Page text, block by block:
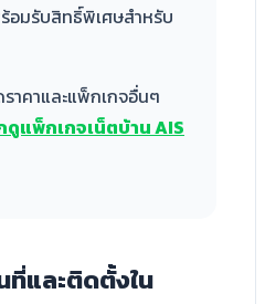
อมรับสิทธิ์พิเศษสำหรับ
าคาและแพ็กเกจอื่นๆ
แพ็กเกจเน็ตบ้าน AIS
และติดตั้งใน